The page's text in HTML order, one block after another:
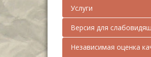
Услуги
Версия для
Независимая оценка